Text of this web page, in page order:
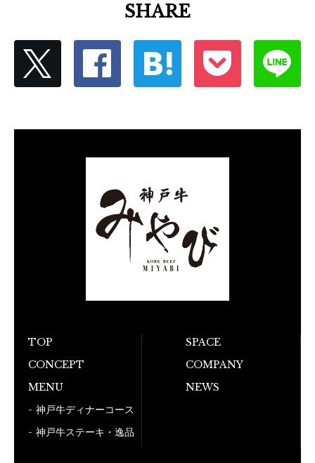
SHARE
TOP
CONCEPT
MENU
神戸牛ディナーコース
神戸牛ステーキ・逸品
SPACE
COMPANY
NEWS
お電話でのご予